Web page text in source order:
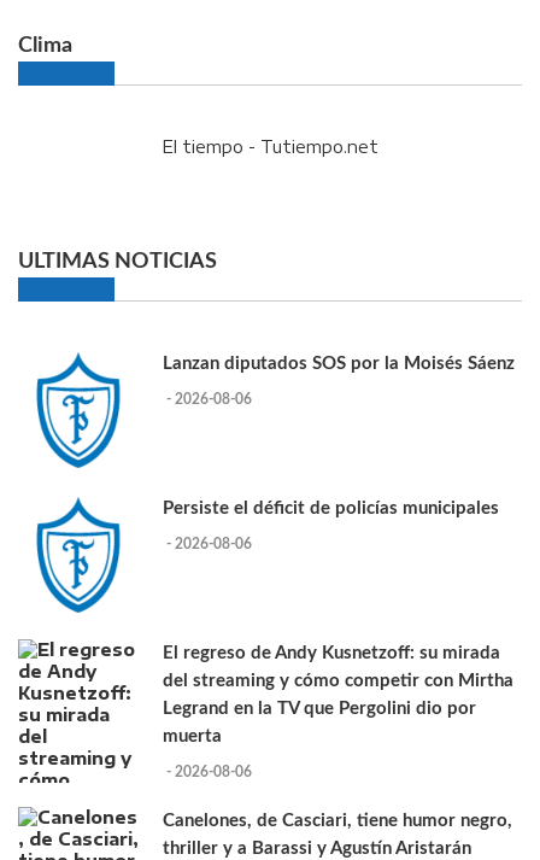
Clima
El tiempo - Tutiempo.net
ULTIMAS NOTICIAS
Lanzan diputados SOS por la Moisés Sáenz
- 2026-08-06
Persiste el déficit de policías municipales
- 2026-08-06
El regreso de Andy Kusnetzoff: su mirada
del streaming y cómo competir con Mirtha
Legrand en la TV que Pergolini dio por
muerta
- 2026-08-06
Canelones, de Casciari, tiene humor negro,
thriller y a Barassi y Agustín Aristarán